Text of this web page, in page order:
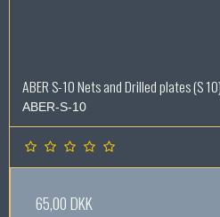
ABER S-10 Nets and Drilled plates (S
ABER-S-10
65,00 DKK